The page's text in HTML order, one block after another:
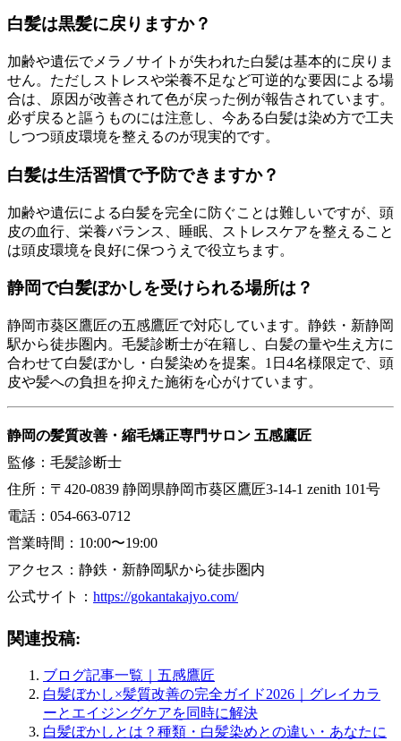
白髪は黒髪に戻りますか？
加齢や遺伝でメラノサイトが失われた白髪は基本的に戻りま
せん。ただしストレスや栄養不足など可逆的な要因による場
合は、原因が改善されて色が戻った例が報告されています。
必ず戻ると謳うものには注意し、今ある白髪は染め方で工夫
しつつ頭皮環境を整えるのが現実的です。
白髪は生活習慣で予防できますか？
加齢や遺伝による白髪を完全に防ぐことは難しいですが、頭
皮の血行、栄養バランス、睡眠、ストレスケアを整えること
は頭皮環境を良好に保つうえで役立ちます。
静岡で白髪ぼかしを受けられる場所は？
静岡市葵区鷹匠の五感鷹匠で対応しています。静鉄・新静岡
駅から徒歩圏内。毛髪診断士が在籍し、白髪の量や生え方に
合わせて白髪ぼかし・白髪染めを提案。1日4名様限定で、頭
皮や髪への負担を抑えた施術を心がけています。
静岡の髪質改善・縮毛矯正専門サロン 五感鷹匠
監修：毛髪診断士
住所：〒420-0839 静岡県静岡市葵区鷹匠3-14-1 zenith 101号
電話：054-663-0712
営業時間：10:00〜19:00
アクセス：静鉄・新静岡駅から徒歩圏内
公式サイト： https://gokantakajyo.com/
関連投稿:
ブログ記事一覧｜五感鷹匠
白髪ぼかし×髪質改善の完全ガイド2026｜グレイカラ
ーとエイジングケアを同時に解決
白髪ぼかしとは？種類・白髪染めとの違い・あなたに